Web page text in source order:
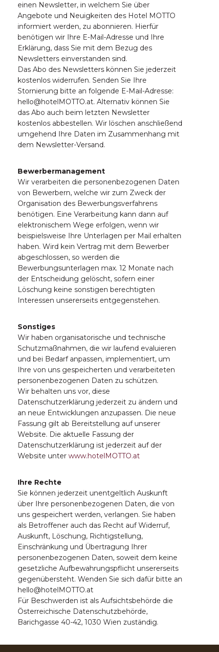
einen Newsletter, in welchem Sie über
Angebote und Neuigkeiten des Hotel MOTTO
informiert werden, zu abonnieren. Hierfür
benötigen wir Ihre E-Mail-Adresse und Ihre
Erklärung, dass Sie mit dem Bezug des
Newsletters einverstanden sind.
Das Abo des Newsletters können Sie jederzeit
kostenlos widerrufen. Senden Sie Ihre
Stornierung bitte an folgende E-Mail-Adresse:
hello@hotelMOTTO.at. Alternativ können Sie
das Abo auch beim letzten Newsletter
kostenlos abbestellen. Wir löschen anschließend
umgehend Ihre Daten im Zusammenhang mit
dem Newsletter-Versand.
Bewerbermanagement
Wir verarbeiten die personenbezogenen Daten
von Bewerbern, welche wir zum Zweck der
Organisation des Bewerbungsverfahrens
benötigen. Eine Verarbeitung kann dann auf
elektronischem Wege erfolgen, wenn wir
beispielsweise Ihre Unterlagen per Mail erhalten
haben. Wird kein Vertrag mit dem Bewerber
abgeschlossen, so werden die
Bewerbungsunterlagen max. 12 Monate nach
der Entscheidung gelöscht, sofern einer
Löschung keine sonstigen berechtigten
Interessen unsererseits entgegenstehen.
Sonstiges
Wir haben organisatorische und technische
Schutzmaßnahmen, die wir laufend evaluieren
und bei Bedarf anpassen, implementiert, um
Ihre von uns gespeicherten und verarbeiteten
personenbezogenen Daten zu schützen.
Wir behalten uns vor, diese
Datenschutzerklärung jederzeit zu ändern und
an neue Entwicklungen anzupassen. Die neue
Fassung gilt ab Bereitstellung auf unserer
Website. Die aktuelle Fassung der
Datenschutzerklärung ist jederzeit auf der
Website unter www.hotelMOTTO.at
Ihre Rechte
Sie können jederzeit unentgeltlich Auskunft
über Ihre personenbezogenen Daten, die von
uns gespeichert werden, verlangen. Sie haben
als Betroffener auch das Recht auf Widerruf,
Auskunft, Löschung, Richtigstellung,
Einschränkung und Übertragung Ihrer
personenbezogenen Daten, soweit dem keine
gesetzliche Aufbewahrungspflicht unsererseits
gegenübersteht. Wenden Sie sich dafür bitte an
hello@hotelMOTTO.at
Für Beschwerden ist als Aufsichtsbehörde die
Österreichische Datenschutzbehörde,
Barichgasse 40-42, 1030 Wien zuständig.